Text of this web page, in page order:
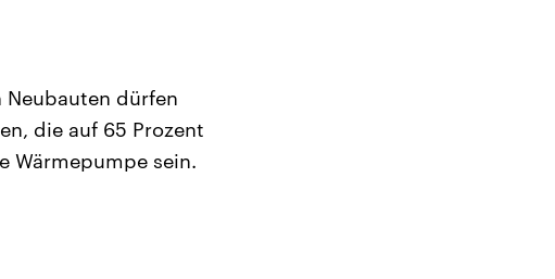
Neubauten dürfen
die auf 65 Prozent
Wärmepumpe sein.